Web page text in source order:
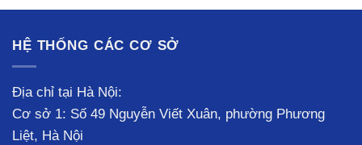
HỆ THỐNG CÁC CƠ SỞ
Địa chỉ tại Hà Nội:
Cơ sở 1: Số 49 Nguyễn Viết Xuân, phường Phương
Liệt, Hà Nội